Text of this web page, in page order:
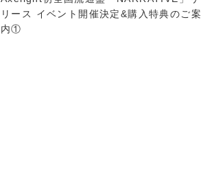
リース イベント開催決定&購入特典のご案
内①